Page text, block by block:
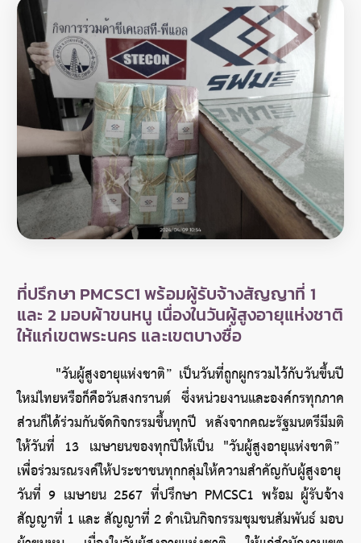
ที่ปรึกษา PMCSC1 พร้อมผู้รับจ้างสัญญาที่ 1
และ 2 มอบผ้าขนหนู เนื่องในวันผู้สูงอายุแห่งชาติ
ให้แก่เขตพระนคร และเขตบางซื่อ
"วันผู้สูงอายุแห่งชาติ” เป็นวันที่ถูกผูกรวมไว้กับวันขึ้นปี
ใหม่ไทยหรือก็คือวันสงกรานต์ ซึ่งหน่วยงานและองค์กรทุกภาค
ส่วนก็ได้ร่วมกันจัดกิจกรรมขึ้นทุกปี หลังจากคณะรัฐมนตรีมีมติ
ให้วันที่ 13 เมษายนของทุกปีให้เป็น "วันผู้สูงอายุแห่งชาติ”
เพื่อร่วมรณรงค์ให้ประชาชนทุกกลุ่มให้ความสำคัญกับผู้สูงอายุ
วันที่ 9 เมษายน 2567 ที่ปรึกษา PMCSC1 พร้อม ผู้รับจ้าง
สัญญาที่ 1 และ สัญญาที่ 2 ดำเนินกิจกรรมชุมชนสัมพันธ์ มอบ